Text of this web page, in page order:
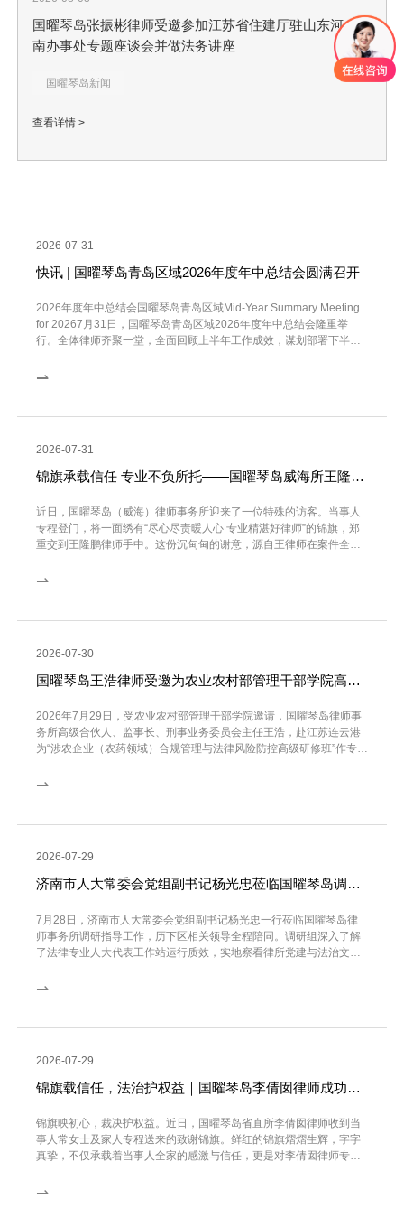
国曜琴岛张振彬律师受邀参加江苏省住建厅驻山东河
南办事处专题座谈会并做法务讲座
国曜琴岛新闻
查看详情 >
2026-07-31
快讯 | 国曜琴岛青岛区域2026年度年中总结会圆满召开
2026年度年中总结会国曜琴岛青岛区域Mid-Year Summary Meeting
for 20267月31日，国曜琴岛青岛区域2026年度年中总结会隆重举
行。全体律师齐聚一堂，全面回顾上半年工作成效，谋划部署下半年
⇀
2026-07-31
锦旗承载信任 专业不负所托——国曜琴岛威海所王隆鹏律师获赠锦旗
近日，国曜琴岛（威海）律师事务所迎来了一位特殊的访客。当事人
专程登门，将一面绣有“尽心尽责暖人心 专业精湛好律师”的锦旗，郑
重交到王隆鹏律师手中。这份沉甸甸的谢意，源自王律师在案件全程
⇀
2026-07-30
国曜琴岛王浩律师受邀为农业农村部管理干部学院高级研修班授课，深度拆解农药企业合规与无罪辩护全路径
2026年7月29日，受农业农村部管理干部学院邀请，国曜琴岛律师事
务所高级合伙人、监事长、刑事业务委员会主任王浩，赴江苏连云港
为“涉农企业（农药领域）合规管理与法律风险防控高级研修班”作专题
⇀
2026-07-29
济南市人大常委会党组副书记杨光忠莅临国曜琴岛调研指导工作
7月28日，济南市人大常委会党组副书记杨光忠一行莅临国曜琴岛律
师事务所调研指导工作，历下区相关领导全程陪同。调研组深入了解
了法律专业人大代表工作站运行质效，实地察看律所党建与法治文化
⇀
2026-07-29
锦旗载信任，法治护权益｜国曜琴岛李倩囡律师成功为当事人维权
锦旗映初心，裁决护权益。近日，国曜琴岛省直所李倩囡律师收到当
事人常女士及家人专程送来的致谢锦旗。鲜红的锦旗熠熠生辉，字字
真挚，不仅承载着当事人全家的感激与信任，更是对李倩囡律师专业
⇀